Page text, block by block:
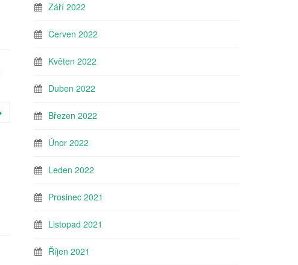
Září 2022
Červen 2022
Květen 2022
Duben 2022
Březen 2022
Únor 2022
Leden 2022
Prosinec 2021
Listopad 2021
Říjen 2021